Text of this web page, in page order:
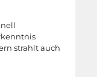
strahlt auch